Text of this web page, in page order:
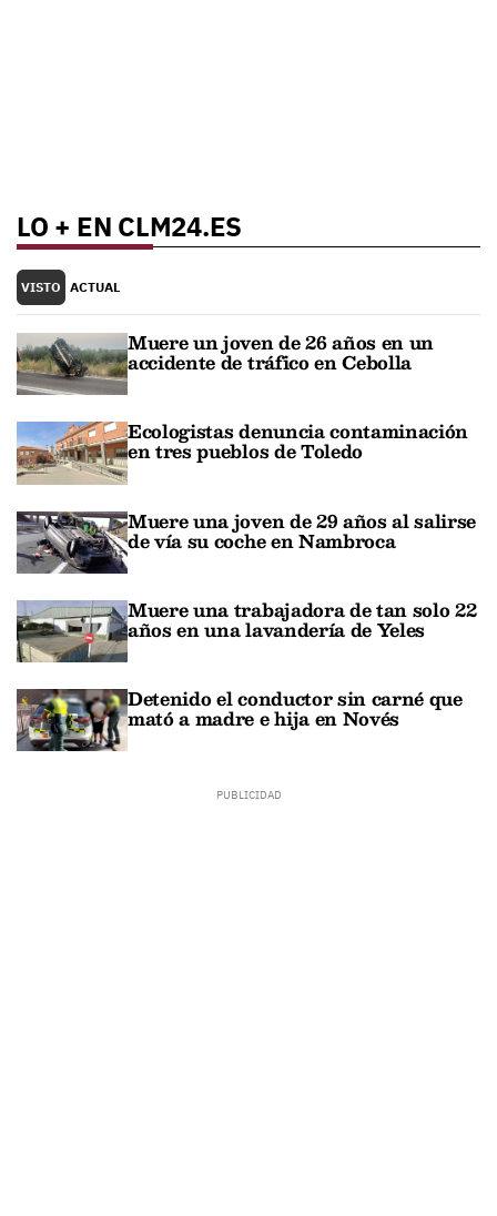
LO + EN CLM24.ES
VISTO ACTUAL
Muere un joven de 26 años en un
accidente de tráfico en Cebolla
Ecologistas denuncia contaminación
en tres pueblos de Toledo
Muere una joven de 29 años al salirse
de vía su coche en Nambroca
Muere una trabajadora de tan solo 22
años en una lavandería de Yeles
Detenido el conductor sin carné que
mató a madre e hija en Novés